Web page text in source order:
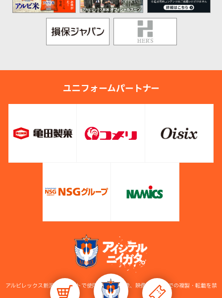
ユニフォームパートナー
アルビレックス新潟公式サイトで使用している画像、映像等の無断での複製・転載を禁
止します。